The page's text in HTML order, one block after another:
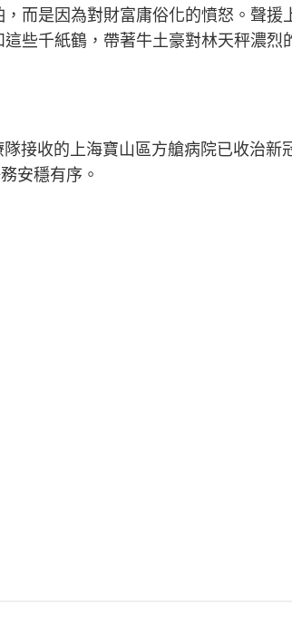
而是因為對財富庸俗化的憤怒。聲援
些千紙鶴，帶著牛土豪對林天秤濃烈
收的上海寶山區方艙病院已收治新
安穩有序。